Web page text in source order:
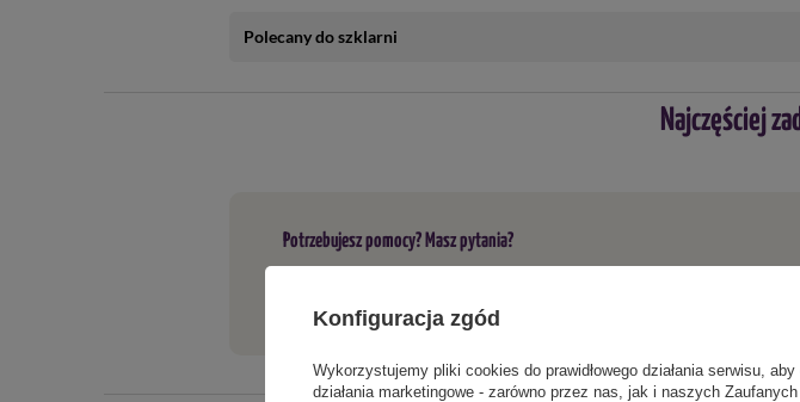
Polecany do szklarni
Najczęściej
Potrzebujesz pomocy? Masz pytania?
tego produktu. Postaramy się odpowiedzieć tak szybko jak tylko
Konfiguracja zgód
Wykorzystujemy pliki cookies do prawidłowego działania serwisu,
działania marketingowe - zarówno przez nas, jak i naszych